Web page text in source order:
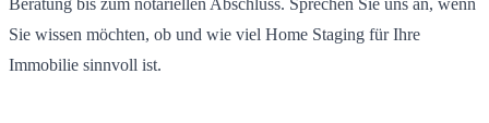
Beratung bis zum notariellen Abschluss. Sprechen Sie uns an, wenn
Sie wissen möchten, ob und wie viel Home Staging für Ihre
Immobilie sinnvoll ist.